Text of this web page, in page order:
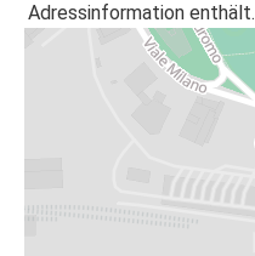
Adressinformation enthält.